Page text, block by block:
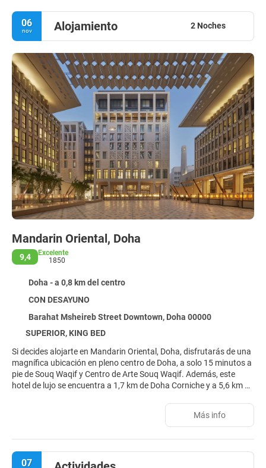
06
nov Alojamiento 2 Noches
Mandarin Oriental, Doha
9,4
Excelente
1850
Doha - a 0,8 km del centro
CON DESAYUNO
Barahat Msheireb Street Downtown, Doha 00000
SUPERIOR, KING BED
Si decides alojarte en Mandarin Oriental, Doha, disfrutarás de una
magnífica ubicación en pleno centro de Doha, a solo 15 minutos a
pie de Souq Waqif y Centro de Arte Souq Waqif. Además, este
hotel de lujo se encuentra a 1,7 km de Doha Corniche y a 5,6 km de
Relájate en el spa completo, que ofrece masajes, tratamientos
corporales y tratamientos faciales. La diversión está asegurada
en este alojamiento, que ofrece 2 piscinas al aire libre y 2
cubiertas, además de un centro de bienestar abierto las 24 horas.
Encontrarás además conexión a Internet wifi gratis, servicios de
Más info
07